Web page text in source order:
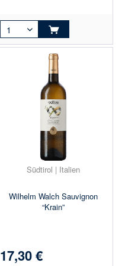
Südtirol | Italien
Wilhelm Walch Sauvignon
“Krain”
17,30 €